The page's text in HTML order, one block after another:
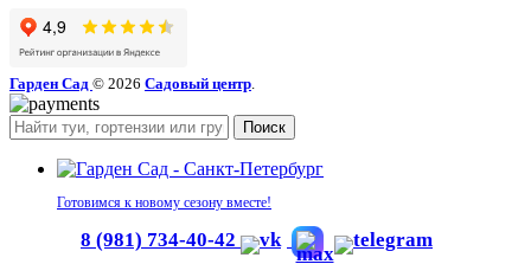
Гарден Сад © 2026 Садовый центр.
Поиск
Готовимся к новому сезону вместе!
8 (981) 734-40-42